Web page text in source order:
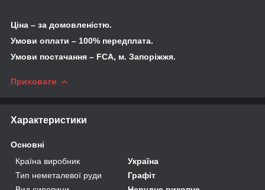
Ціна – за домовленістю.
Умови оплати – 100% передплата.
Умови постачання – FCA, м. Запоріжжя.
Приховати
Характеристики
Основні
Країна виробник
Україна
Тип неметалевої руди
Графіт